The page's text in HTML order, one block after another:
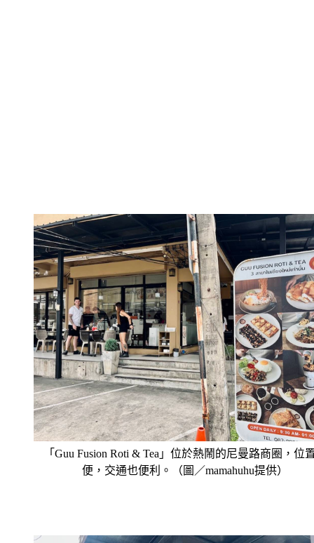
「Guu Fusion Roti & Tea」位於熱鬧的尼曼路商圈，位
便，交通也便利。（圖／mamahuhu提供）